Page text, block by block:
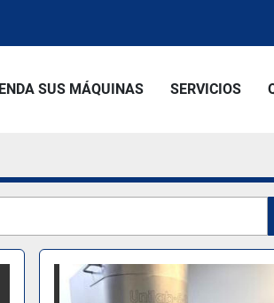
SUS MÁQUINAS SERVICIOS